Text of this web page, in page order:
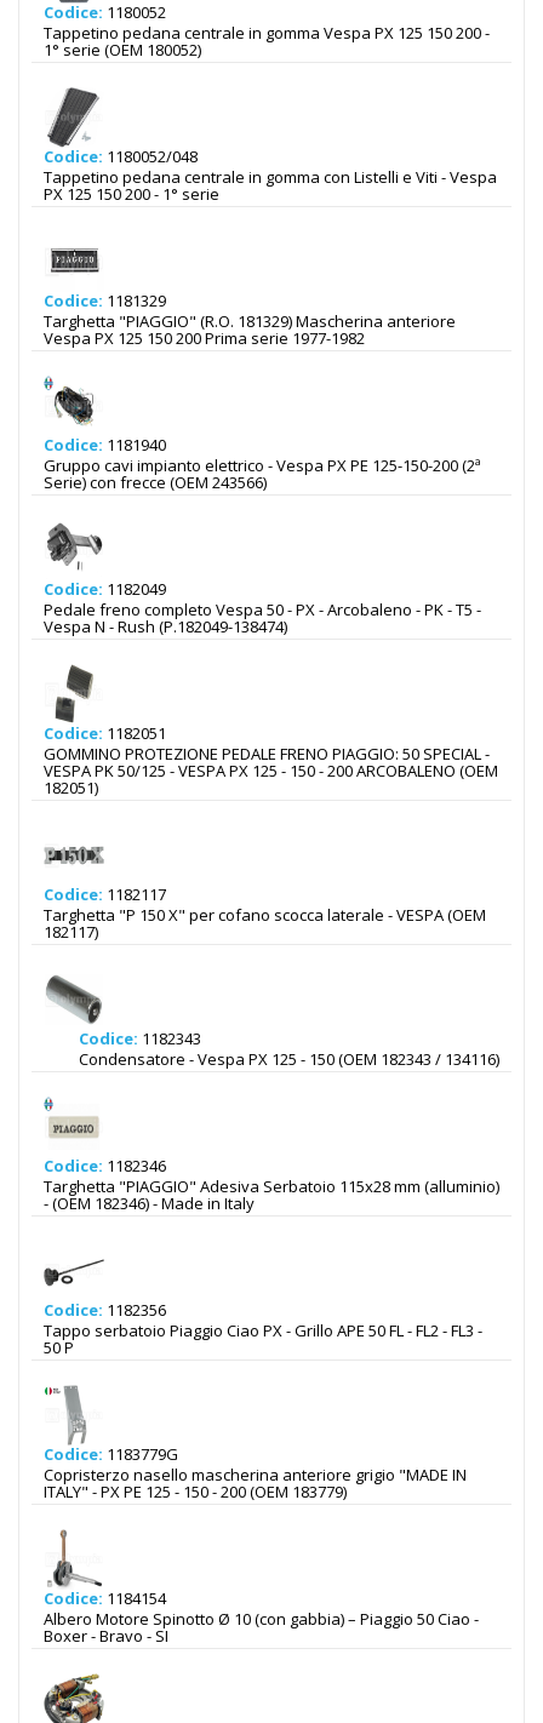
Codice: 1180052
Tappetino pedana centrale in gomma Vespa PX 125 150 200 -
1° serie (OEM 180052)
Codice: 1180052/048
Tappetino pedana centrale in gomma con Listelli e Viti - Vespa
PX 125 150 200 - 1° serie
Codice: 1181329
Targhetta "PIAGGIO" (R.O. 181329) Mascherina anteriore
Vespa PX 125 150 200 Prima serie 1977-1982
Codice: 1181940
Gruppo cavi impianto elettrico - Vespa PX PE 125-150-200 (2ª
Serie) con frecce (OEM 243566)
Codice: 1182049
Pedale freno completo Vespa 50 - PX - Arcobaleno - PK - T5 -
Vespa N - Rush (P.182049-138474)
Codice: 1182051
GOMMINO PROTEZIONE PEDALE FRENO PIAGGIO: 50 SPECIAL -
VESPA PK 50/125 - VESPA PX 125 - 150 - 200 ARCOBALENO (OEM
182051)
Codice: 1182117
Targhetta "P 150 X" per cofano scocca laterale - VESPA (OEM
182117)
Codice: 1182343
Condensatore - Vespa PX 125 - 150 (OEM 182343 / 134116)
Codice: 1182346
Targhetta "PIAGGIO" Adesiva Serbatoio 115x28 mm (alluminio)
- (OEM 182346) - Made in Italy
Codice: 1182356
Tappo serbatoio Piaggio Ciao PX - Grillo APE 50 FL - FL2 - FL3 -
50 P
Codice: 1183779G
Copristerzo nasello mascherina anteriore grigio "MADE IN
ITALY" - PX PE 125 - 150 - 200 (OEM 183779)
Codice: 1184154
Albero Motore Spinotto Ø 10 (con gabbia) – Piaggio 50 Ciao -
Boxer - Bravo - SI